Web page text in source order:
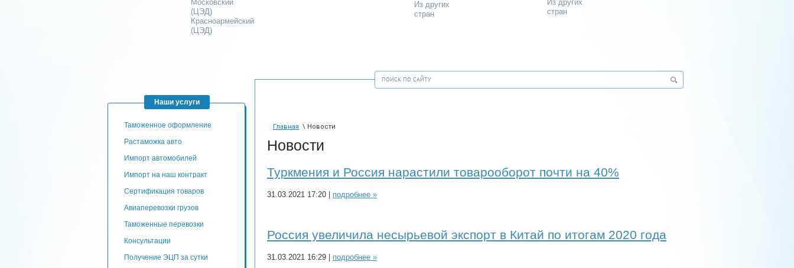
Московский
(ЦЭД)
Красноармейский
(ЦЭД)
Из других
стран
Из других
стран
Наши услуги
таможенное оформление
Растаможка авто
Импорт автомобилей
импорт на наш контракт
сертификация товаров
авиаперевозки грузов
таможенные перевозки
консультации
Получение ЭЦП за сутки
Главная \ Новости
Новости
Туркмения и Россия нарастили товарооборот почти на 40%
31.03.2021 17:20 | подробнее »
Россия увеличила несырьевой экспорт в Китай по итогам 2020 года
31.03.2021 16:29 | подробнее »